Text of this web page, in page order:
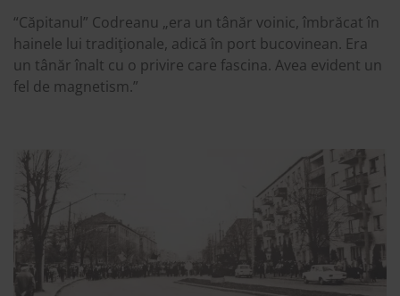
“Căpitanul” Codreanu „era un tânăr voinic, îmbrăcat în
hainele lui tradiţionale, adică în port bucovinean. Era
un tânăr înalt cu o privire care fascina. Avea evident un
fel de magnetism.”